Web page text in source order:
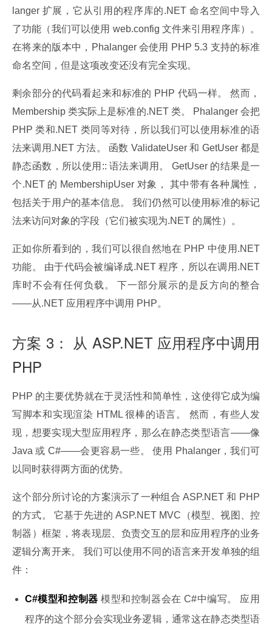
langer 扩展，它从引用的程序库的.NET 命名空间中导入
了功能（我们可以使用 web.config 文件来引用程序库）。
在将来的版本中，Phalanger 会使用 PHP 5.3 支持的标准
命名空间，但是这项改变还没有完全实现。
剩余部分的代码看起来和标准的 PHP 代码一样。 然而，
Membership 类实际上是标准的.NET 类。 Phalanger 会把
PHP 类和.NET 类同等对待，所以我们可以使用标准的语
法来调用.NET 方法。 函数 ValidateUser 和 GetUser 都是
静态函数，所以使用:: 语法来调用。 GetUser 的结果是一
个.NET 的 MembershipUser 对象， 其中带有各种属性，
包括关于用户的基本信息。 我们仍然可以使用标准的标记
法来访问对象的字段（它们被实现为.NET 的属性）。
正如你所看到的，我们可以很自然地在 PHP 中使用.NET
功能。 由于代码会被编译成.NET 程序，所以在调用.NET
库时不会有任何负载。 下一部分展示的是反方向的整合
——从.NET 应用程序中调用 PHP。
方案 3： 从 ASP.NET 应用程序中调用
PHP
PHP 的主要优势就在于灵活性和简单性，这使得它成为编
写脚本和实现渲染 HTML 很棒的语言。 然而，有些人发
现，想要实现大型应用程序，那么在静态类型语言——像
Java 或 C#——会更容易一些。 使用 Phalanger，我们可
以同时获得两方面的优势。
这个部分所讨论的方案演示了一种组合 ASP.NET 和 PHP
的方式。 它基于先进的 ASP.NET MVC（模型、视图、控
制器）框架，将表现层、负责交互的层和应用程序的业务
逻辑分离开来。 我们可以使用不同的语言来开发单独的组
件：
C#模型和控制器 模型和控制器会在 C#中编写。 应用
程序的这个部分会实现业务逻辑，通常这在静态类型语